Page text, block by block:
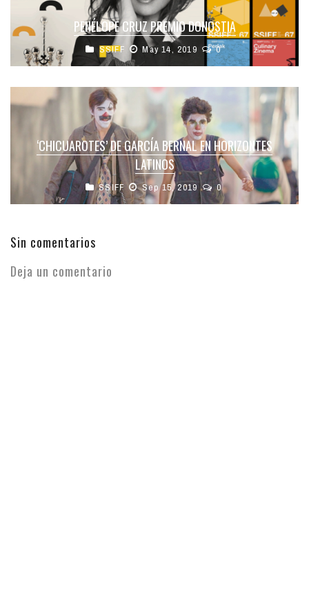
PENÉLOPE CRUZ PREMIO DONOSTIA
SSIFF May 14, 2019 0
‘CHICUAROTES’ DE GARCÍA BERNAL EN HORIZONTES
LATINOS
SSIFF Sep 15, 2019 0
Sin comentarios
Deja un comentario